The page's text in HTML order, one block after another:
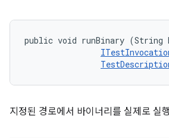
public void runBinary (String
지정된 경로에서 바이너리를 실제로 실